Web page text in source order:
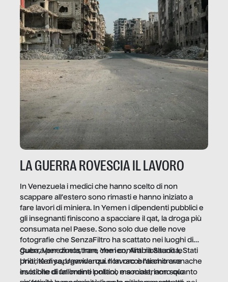
LA GUERRA ROVESCIA IL LAVORO
In Venezuela i medici che hanno scelto di non
scappare all’estero sono rimasti e hanno iniziato a
fare lavori di miniera. In Yemen i dipendenti pubblici e
gli insegnanti finiscono a spacciare il qat, la droga più
consumata nel Paese. Sono solo due delle nove
fotografie che SenzaFiltro ha scattato nei luoghi di
guerra per dimostrare che i conflitti ribaltano le
priorità di sopravvivenza. Il lavoro è l’architrave
invisibile di un ordine politico e sociale, non solo
Cuba, Venezuela, Iran, Yemen, Arabia Saudita, Stati
Uniti, Kenya, Uganda: qui non raccontiamo cronache
esotiche di fallimenti lontani, ma mostriamo quanto